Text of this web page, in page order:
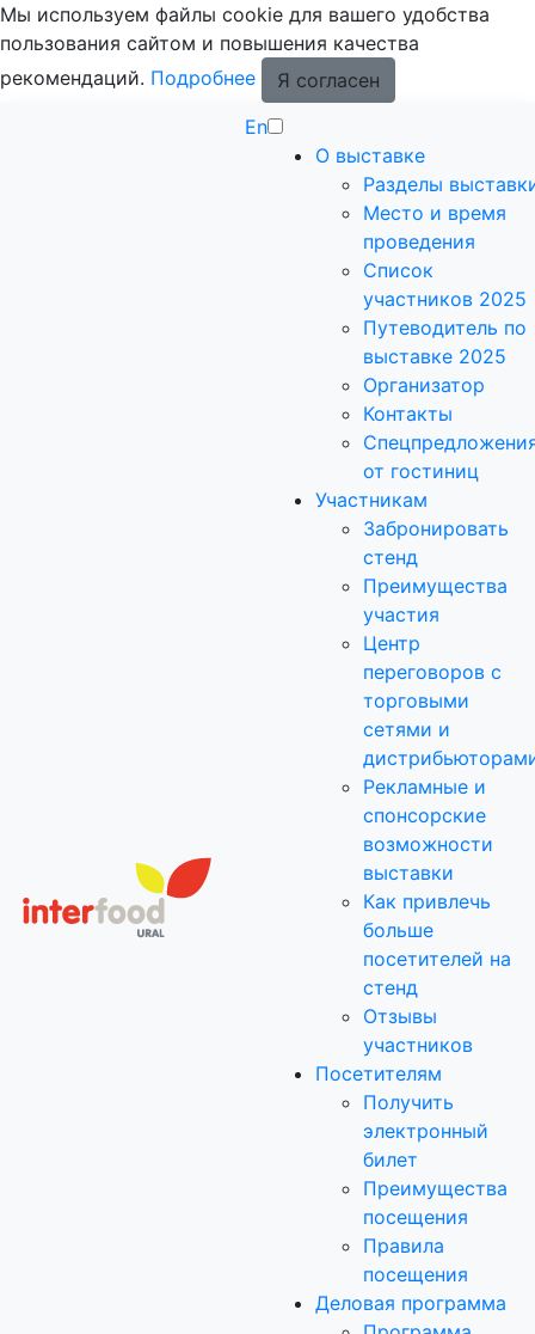
Мы используем файлы cookie для вашего удобства
пользования сайтом и повышения качества
рекомендаций. Подробнее
Я согласен
En
О выставке
Разделы
Место и время
проведения
Список
участников 2025
Путеводитель по
выставке 2025
Организатор
Контакты
от гостиниц
Участникам
Забронировать
стенд
Преимущества
участия
Центр
переговоров с
торговыми
сетями и
Рекламные и
спонсорские
возможности
выставки
Как привлечь
больше
посетителей на
стенд
Отзывы
участников
Посетителям
Получить
электронный
билет
Преимущества
посещения
Правила
посещения
Деловая программа